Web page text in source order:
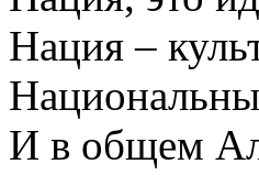
Нация –
И в общем